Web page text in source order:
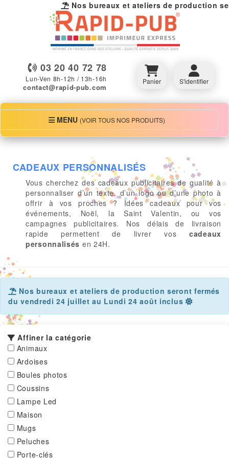
Nos bureaux et ateliers de production
03 20 40 72 78
Lun-Ven 8h-12h / 13h-16h
contact@rapid-pub.com
Panier S'identifier
MENU
MENU (VOIR TOUS NOS PRODUITS)
CADEAUX PERSONNALISÉS
Vous cherchez des cadeaux publicitaires de qualité à
personnaliser d’un texte, d’un logo ou d’une photo à
offrir à vos proches ? Idées cadeaux pour vos
événements, Noël, la Saint Valentin, ou vos
campagnes publicitaires. Nos délais de livraison
rapide permettent de livrer voscadeaux
personnalisés en 24H.
Nos bureaux et ateliers de production seront fermés
du vendredi 24 juillet au Lundi 24 août inclus
Affiner la catégorie
Animaux
Ardoises
Boules photos
Coussins
Lampe Led
Maison
Mugs
Peluches
Porte-clés